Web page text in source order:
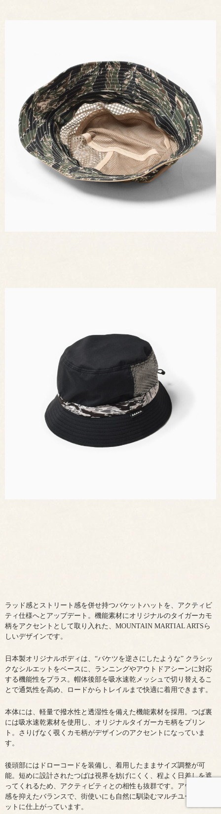
ラッド感とストリート感を併せ持つバケットハットを、アクティビ
ティ仕様へとアップデート。機能素材にオリジナルのタイガーカモ
柄をアクセントとして取り入れた、MOUNTAIN MARTIAL ARTSら
しいデザインです。
日本製オリジナルボディは、“バケツを逆さにしたような” クラシッ
クなシルエットをベースに、ランニングやアウトドアシーンに対応
する機能性をプラス。帽体後部を吸水速乾メッシュで切り替えるこ
とで通気性を高め、ロードからトレイルまで快適に着用できます。
本体には、軽量で撥水性と透湿性を備えた機能素材を採用。つば裏
には吸水速乾素材を使用し、オリジナルタイガーカモ柄をプリン
ト。さりげなく覗くカモ柄がデザインのアクセントになっていま
す。
後頭部にはドローコードを装備し、着用したままサイズ調整が可
能。短めに設計されたつばは視界を妨げにくく、程よく日差しを遮
ってくれるため、アクティビティとの相性も抜群です。アウトドア
感を抑えたバランスで、街使いにも自然に馴染むマルチユースなハ
ットに仕上がっています。